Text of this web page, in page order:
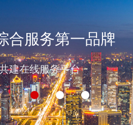
合服务第一品牌
建在线服务平台